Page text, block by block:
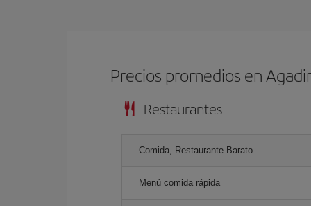
Precios promedios en
Restaurantes
Comida, Restaurante Barato
Menú comida rápida